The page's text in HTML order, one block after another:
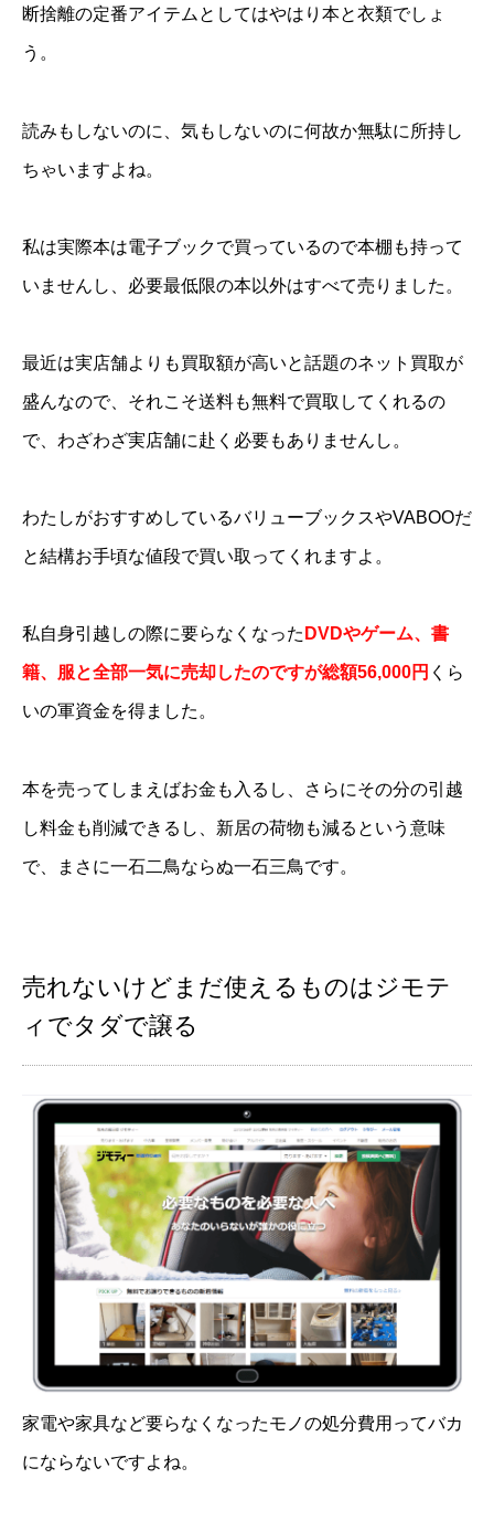
断捨離の定番アイテムとしてはやはり本と衣類でしょ
う。
読みもしないのに、気もしないのに何故か無駄に所持し
ちゃいますよね。
私は実際本は電子ブックで買っているので本棚も持って
いませんし、必要最低限の本以外はすべて売りました。
最近は実店舗よりも買取額が高いと話題のネット買取が
盛んなので、それこそ送料も無料で買取してくれるの
で、わざわざ実店舗に赴く必要もありませんし。
わたしがおすすめしているバリューブックスやVABOOだ
と結構お手頃な値段で買い取ってくれますよ。
私自身引越しの際に要らなくなった DVDやゲーム、書
籍、服と全部一気に売却したのですが総額56,000円 くら
いの軍資金を得ました。
本を売ってしまえばお金も入るし、さらにその分の引越
し料金も削減できるし、新居の荷物も減るという意味
で、まさに一石二鳥ならぬ一石三鳥です。
売れないけどまだ使えるものはジモテ
ィでタダで譲る
家電や家具など要らなくなったモノの処分費用ってバカ
にならないですよね。